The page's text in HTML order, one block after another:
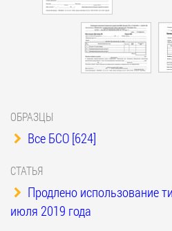
ОБРАЗЦЫ
Все БСО [624]
СТАТЬЯ
Продлено использование
июля 2019 года